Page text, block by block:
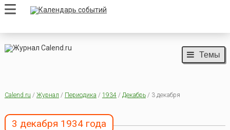
Темы
Calend.ru / Журнал / Периодика / 1934/ Декабрь/ 3 декабря
3 декабря 1934 года